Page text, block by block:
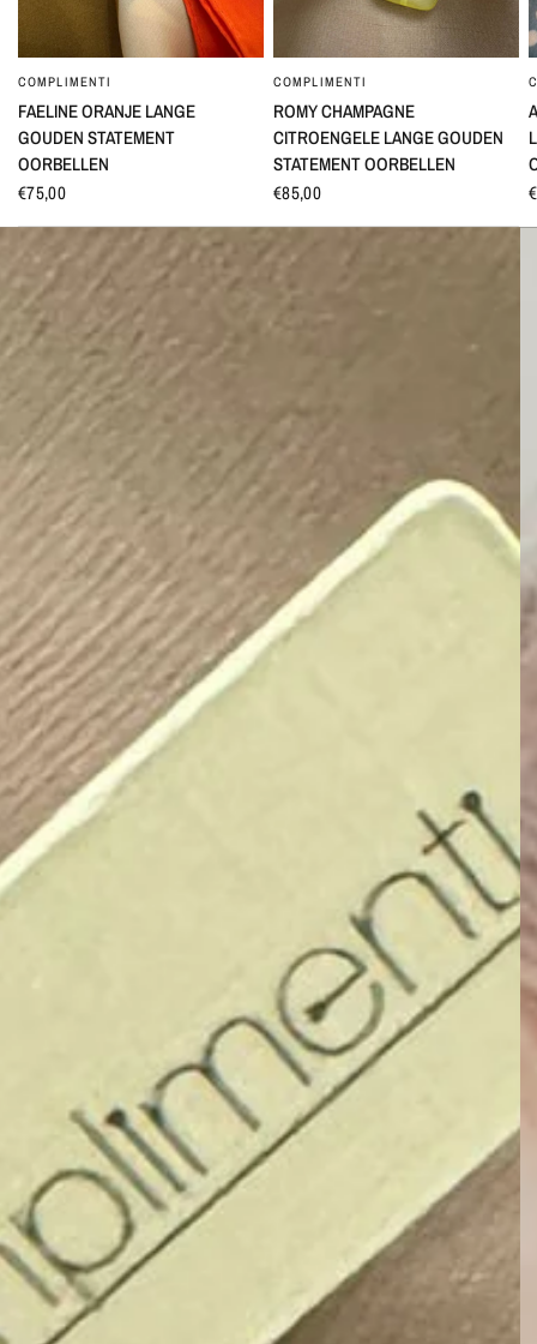
SNEL BEKIJKEN
COMPLIMENTI
FAELINE ORANJE LANGE
GOUDEN STATEMENT
OORBELLEN
€75,00
SNEL BEKIJKEN
COMPLIMENTI
ROMY CHAMPAGNE
CITROENGELE LANGE GOUDEN
STATEMENT OORBELLEN
€85,00